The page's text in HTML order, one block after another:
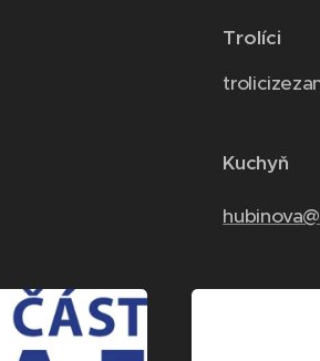
Trolíci
Kuchyň